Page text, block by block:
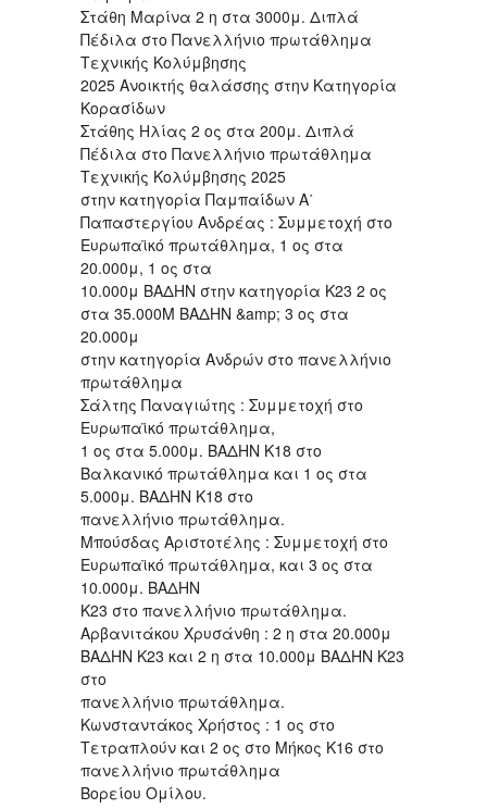
Στάθη Μαρίνα 2 η στα 3000μ. Διπλά
Πέδιλα στο Πανελλήνιο πρωτάθλημα
Τεχνικής Κολύμβησης
2025 Ανοικτής θαλάσσης στην Κατηγορία
Κορασίδων
Στάθης Ηλίας 2 ος στα 200μ. Διπλά
Πέδιλα στο Πανελλήνιο πρωτάθλημα
Τεχνικής Κολύμβησης 2025
στην κατηγορία Παμπαίδων Α΄
Παπαστεργίου Ανδρέας : Συμμετοχή στο
Ευρωπαϊκό πρωτάθλημα, 1 ος στα
20.000μ, 1 ος στα
10.000μ ΒΑΔΗΝ στην κατηγορία Κ23 2 ος
στα 35.000Μ ΒΑΔΗΝ &amp; 3 ος στα
20.000μ
στην κατηγορία Ανδρών στο πανελλήνιο
πρωτάθλημα
Σάλτης Παναγιώτης : Συμμετοχή στο
Ευρωπαϊκό πρωτάθλημα,
1 ος στα 5.000μ. ΒΑΔΗΝ Κ18 στο
Βαλκανικό πρωτάθλημα και 1 ος στα
5.000μ. ΒΑΔΗΝ Κ18 στο
πανελλήνιο πρωτάθλημα.
Μπούσδας Αριστοτέλης : Συμμετοχή στο
Ευρωπαϊκό πρωτάθλημα, και 3 ος στα
10.000μ. ΒΑΔΗΝ
Κ23 στο πανελλήνιο πρωτάθλημα.
Αρβανιτάκου Χρυσάνθη : 2 η στα 20.000μ
ΒΑΔΗΝ Κ23 και 2 η στα 10.000μ ΒΑΔΗΝ Κ23
στο
πανελλήνιο πρωτάθλημα.
Κωνσταντάκος Χρήστος : 1 ος στο
Τετραπλούν και 2 ος στο Μήκος Κ16 στο
πανελλήνιο πρωτάθλημα
Βορείου Ομίλου.